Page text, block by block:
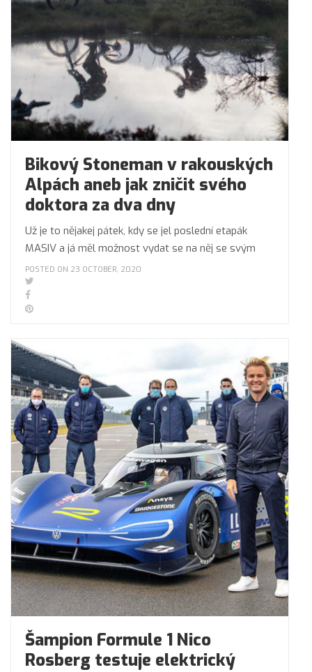
Bikový Stoneman v rakouských
Alpách aneb jak zničit svého
doktora za dva dny
Už je to nějakej pátek, kdy se jel poslední etapák
MASIV a já měl možnost vydat se na něj se svým
POSTED ON 23 OCTOBER, 2020
Šampion Formule 1 Nico
Rosberg testuje elektrický